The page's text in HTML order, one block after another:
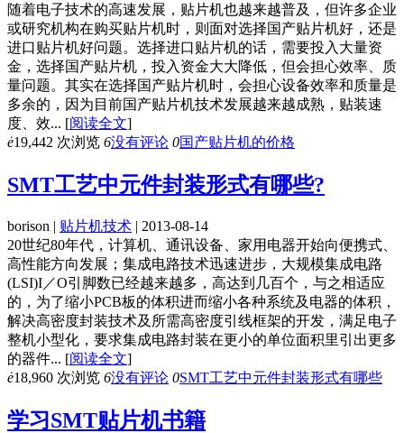
随着电子技术的高速发展，贴片机也越来越普及，但许多企业
或研究机构在购买贴片机时，则面对选择国产贴片机好，还是
进口贴片机好问题。选择进口贴片机的话，需要投入大量资
金，选择国产贴片机，投入资金大大降低，但会担心效率、质
量问题。其实在选择国产贴片机时，会担心设备效率和质量是
多余的，因为目前国产贴片机技术发展越来越成熟，贴装速
度、效... [阅读全文]
ė19,442 次浏览 6没有评论 0国产贴片机的价格
SMT工艺中元件封装形式有哪些?
borison | 贴片机技术 | 2013-08-14
20世纪80年代，计算机、通讯设备、家用电器开始向便携式、
高性能方向发展；集成电路技术迅速进步，大规模集成电路
(LSI)I／O引脚数已经越来越多，高达到几百个，与之相适应
的，为了缩小PCB板的体积进而缩小各种系统及电器的体积，
解决高密度封装技术及所需高密度引线框架的开发，满足电子
整机小型化，要求集成电路封装在更小的单位面积里引出更多
的器件... [阅读全文]
ė18,960 次浏览 6没有评论 0SMT工艺中元件封装形式有哪些
学习SMT贴片机书籍